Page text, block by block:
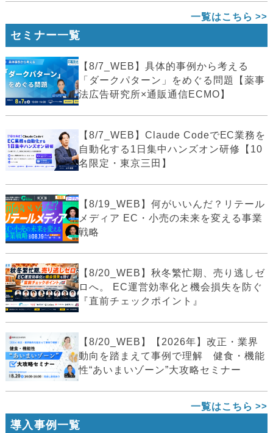
一覧はこちら
セミナー一覧
【8/7_WEB】具体的事例から考える
「ダークパターン」をめぐる問題【薬事
法広告研究所×通販通信ECMO】
【8/7_WEB】Claude CodeでEC業務を
自動化する1日集中ハンズオン研修【10
名限定・東京三田】
【8/19_WEB】何がいいんだ？リテール
メディア EC・小売の未来を変える事業
戦略
【8/20_WEB】秋冬繁忙期、売り逃しゼ
ロへ。 EC運営効率化と機会損失を防ぐ
『直前チェックポイント』
【8/20_WEB】【2026年】改正・業界
動向を踏まえて事例で理解 健食・機能
性“あいまいゾーン”大攻略セミナー
一覧はこちら
導入事例一覧